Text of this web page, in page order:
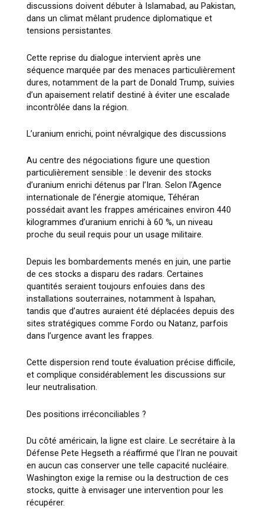
discussions doivent débuter à Islamabad, au Pakistan,
dans un climat mêlant prudence diplomatique et
tensions persistantes.
Cette reprise du dialogue intervient après une
séquence marquée par des menaces particulièrement
dures, notamment de la part de Donald Trump, suivies
d’un apaisement relatif destiné à éviter une escalade
incontrôlée dans la région.
L’uranium enrichi, point névralgique des discussions
Au centre des négociations figure une question
particulièrement sensible : le devenir des stocks
d’uranium enrichi détenus par l’Iran. Selon l’Agence
internationale de l’énergie atomique, Téhéran
possédait avant les frappes américaines environ 440
kilogrammes d’uranium enrichi à 60 %, un niveau
proche du seuil requis pour un usage militaire.
Depuis les bombardements menés en juin, une partie
de ces stocks a disparu des radars. Certaines
quantités seraient toujours enfouies dans des
installations souterraines, notamment à Ispahan,
tandis que d’autres auraient été déplacées depuis des
sites stratégiques comme Fordo ou Natanz, parfois
dans l’urgence avant les frappes.
Cette dispersion rend toute évaluation précise difficile,
et complique considérablement les discussions sur
leur neutralisation.
Des positions irréconciliables ?
Du côté américain, la ligne est claire. Le secrétaire à la
Défense Pete Hegseth a réaffirmé que l’Iran ne pouvait
en aucun cas conserver une telle capacité nucléaire.
Washington exige la remise ou la destruction de ces
stocks, quitte à envisager une intervention pour les
récupérer.